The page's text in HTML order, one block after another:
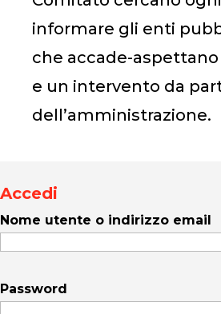
informare gli enti
che accade-
e un intervento da
dell’amministrazione.
Accedi
Nome utente o indirizzo email
Password